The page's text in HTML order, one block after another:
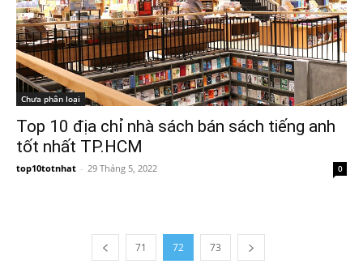
Chưa phân loại
Top 10 địa chỉ nhà sách bán sách tiếng anh
tốt nhất TP.HCM
top10totnhat - 29 Tháng 5, 2022 0
71 72 73